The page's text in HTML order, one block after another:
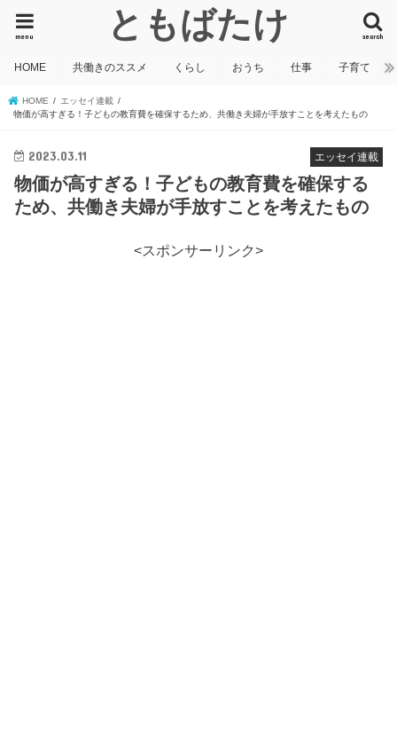
ともばたけ search
menu
HOME 共働きのススメ くらし おうち 仕事 子育て
HOME
エッセイ連載
物価が高すぎる！子どもの教育費を確保するため、共働き夫婦が手放すことを考えたもの
エッセイ連載
2023.03.11
物価が高すぎる！子どもの教育費を確保する
ため、共働き夫婦が手放すことを考えたもの
<スポンサーリンク>